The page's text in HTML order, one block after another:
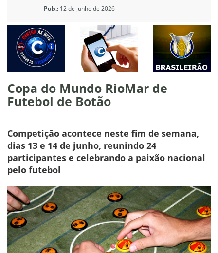
Pub.: 12 de junho de 2026
Copa do Mundo RioMar de
Futebol de Botão
Competição acontece neste fim de semana,
dias 13 e 14 de junho, reunindo 24
participantes e celebrando a paixão nacional
pelo futebol